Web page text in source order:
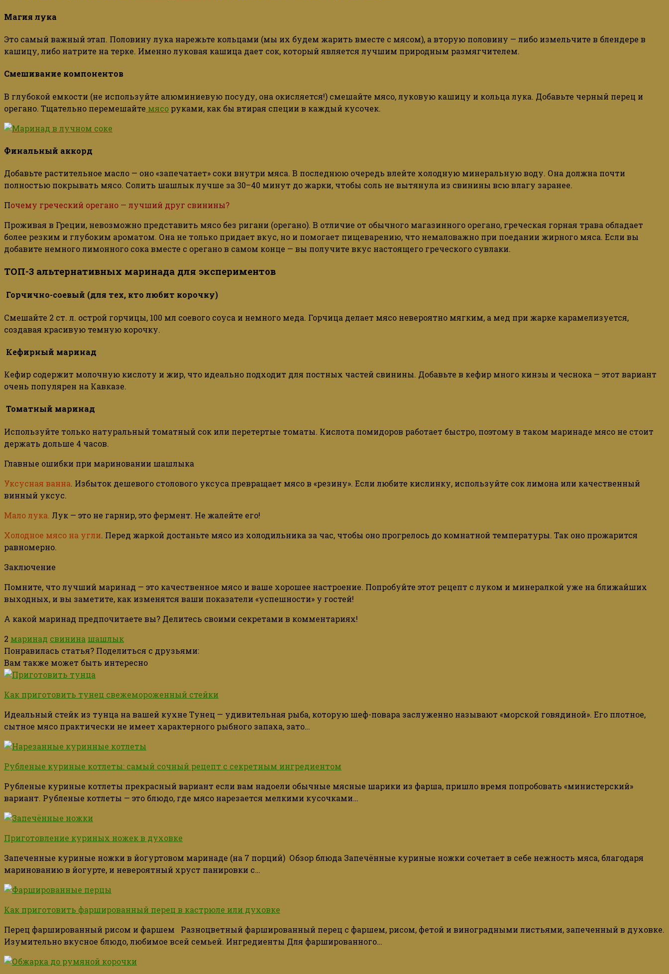
Магия лука
Это самый важный этап. Половину лука нарежьте кольцами (мы их будем жарить вместе с мясом), а вторую половину — либо измельчите в блендере в
кашицу, либо натрите на терке. Именно луковая кашица дает сок, который является лучшим природным размягчителем.
Смешивание компонентов
В глубокой емкости (не используйте алюминиевую посуду, она окисляется!) смешайте мясо, луковую кашицу и кольца лука. Добавьте черный перец и
орегано. Тщательно перемешайте мясо руками, как бы втирая специи в каждый кусочек.
Финальный аккорд
Добавьте растительное масло — оно «запечатает» соки внутри мяса. В последнюю очередь влейте холодную минеральную воду. Она должна почти
полностью покрывать мясо. Солить шашлык лучше за 30–40 минут до жарки, чтобы соль не вытянула из свинины всю влагу заранее.
Почему греческий орегано — лучший друг свинины?
Проживая в Греции, невозможно представить мясо без ригани (орегано). В отличие от обычного магазинного орегано, греческая горная трава обладает
более резким и глубоким ароматом. Она не только придает вкус, но и помогает пищеварению, что немаловажно при поедании жирного мяса. Если вы
добавите немного лимонного сока вместе с орегано в самом конце — вы получите вкус настоящего греческого сувлаки.
ТОП-3 альтернативных маринада для экспериментов
Горчично-соевый (для тех, кто любит корочку)
Смешайте 2 ст. л. острой горчицы, 100 мл соевого соуса и немного меда. Горчица делает мясо невероятно мягким, а мед при жарке карамелизуется,
создавая красивую темную корочку.
Кефирный маринад
Кефир содержит молочную кислоту и жир, что идеально подходит для постных частей свинины. Добавьте в кефир много кинзы и чеснока — этот вариант
очень популярен на Кавказе.
Томатный маринад
Используйте только натуральный томатный сок или перетертые томаты. Кислота помидоров работает быстро, поэтому в таком маринаде мясо не стоит
держать дольше 4 часов.
Главные ошибки при мариновании шашлыка
Уксусная ванна. Избыток дешевого столового уксуса превращает мясо в «резину». Если любите кислинку, используйте сок лимона или качественный
винный уксус.
Мало лука. Лук — это не гарнир, это фермент. Не жалейте его!
Холодное мясо на угли. Перед жаркой достаньте мясо из холодильника за час, чтобы оно прогрелось до комнатной температуры. Так оно прожарится
равномерно.
Заключение
Помните, что лучший маринад — это качественное мясо и ваше хорошее настроение. Попробуйте этот рецепт с луком и минералкой уже на ближайших
выходных, и вы заметите, как изменятся ваши показатели «успешности» у гостей!
А какой маринад предпочитаете вы? Делитесь своими секретами в комментариях!
2 маринад свинина шашлык
Понравилась статья? Поделиться с друзьями:
Вам также может быть интересно
Как приготовить тунец свежемороженный стейки
Идеальный стейк из тунца на вашей кухне Тунец — удивительная рыба, которую шеф-повара заслуженно называют «морской говядиной». Его плотное,
сытное мясо практически не имеет характерного рыбного запаха, зато…
Рубленые куриные котлеты: самый сочный рецепт с секретным ингредиентом
Рубленые куриные котлеты прекрасный вариант если вам надоели обычные мясные шарики из фарша, пришло время попробовать «министерский»
вариант. Рубленые котлеты — это блюдо, где мясо нарезается мелкими кусочками…
Приготовление куриных ножек в духовке
Запеченные куриные ножки в йогуртовом маринаде (на 7 порций) Обзор блюда Запечённые куриные ножки сочетает в себе нежность мяса, благодаря
маринованию в йогурте, и невероятный хруст панировки с…
Как приготовить фаршированный перец в кастрюле или духовке
Перец фаршированный рисом и фаршем Разноцветный фаршированный перец с фаршем, рисом, фетой и виноградными листьями, запеченный в духовке.
Изумительно вкусное блюдо, любимое всей семьей. Ингредиенты Для фаршированного…